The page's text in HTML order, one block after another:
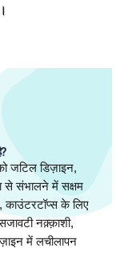
जटिल डिज़ाइन,
से संभालने में सक्षम
के लिए
नक़्क़ाशी,
में लचीलापन